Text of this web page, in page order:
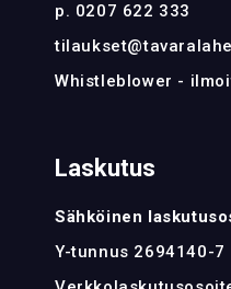
p. 0207 622 333
Whistleblower -
Laskutus
Sähköinen
Y-tunnus 2694140-7